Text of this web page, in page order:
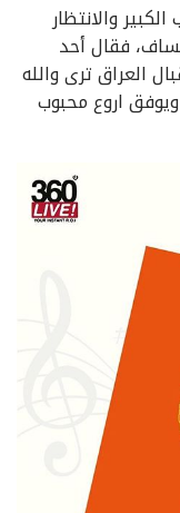
والانتظار
فقال أحد
العراق ترى والله
اروع محبوب